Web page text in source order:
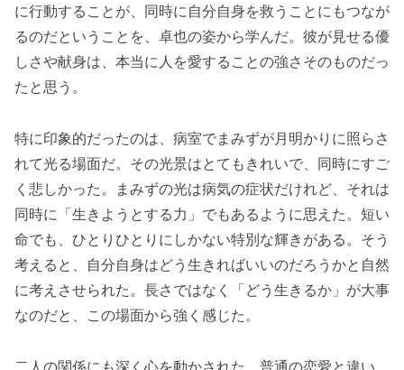
に行動することが、同時に自分自身を救うことにもつなが
るのだということを、卓也の姿から学んだ。彼が見せる優
しさや献身は、本当に人を愛することの強さそのものだっ
たと思う。
特に印象的だったのは、病室でまみずが月明かりに照らさ
れて光る場面だ。その光景はとてもきれいで、同時にすご
く悲しかった。まみずの光は病気の症状だけれど、それは
同時に「生きようとする力」でもあるように思えた。短い
命でも、ひとりひとりにしかない特別な輝きがある。そう
考えると、自分自身はどう生きればいいのだろうかと自然
に考えさせられた。長さではなく「どう生きるか」が大事
なのだと、この場面から強く感じた。
二人の関係にも深く心を動かされた。普通の恋愛と違い、